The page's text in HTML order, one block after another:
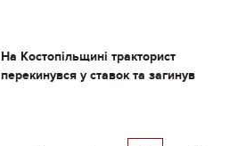
На Костопільщині тракторист
перекинувся у ставок та загинув